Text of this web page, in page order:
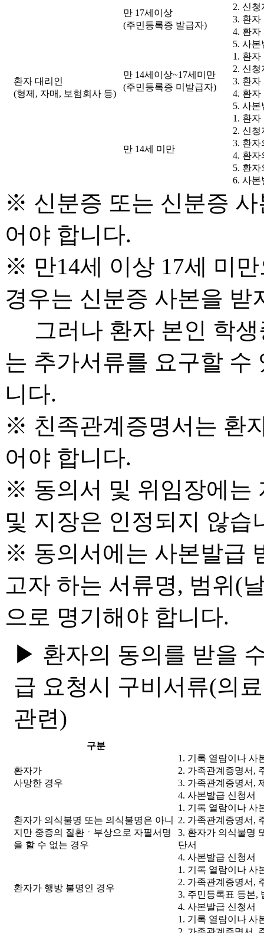
환자 대리인
(형제, 자매, 보험회사 등)
만 17세이상
(주민등록증 발급자)
2. 신
3. 환자
4. 환자
5. 사
만 14세이상~17세미만
(주민등록증 미발급자)
1. 환
2. 신
3. 환자
4. 환자
5. 사
만 14세 미만
1. 환
2. 신
3. 환자
4. 환자
5. 환
6. 사본
※ 신분증 또는 신분증
어야 합니다.
※ 만14세 이상 17세 미
경우는 신분증 사본을 받
그러나 환자 본인 학생
는 추가서류를 요구할 수
니다.
※ 친족관계증명서는 환
어야 합니다.
※ 동의서 및 위임장에는
및 지장은 인정되지 않습
※ 동의서에는 사본발급
고자 하는 서류명, 범위(
으로 명기해야 합니다.
▶ 환자의 동의를 받을
급 요청시 구비서류(의
관련)
구분
환자가
사망한 경우
1. 기록 열람이나 사
2. 가족관계증명서,
3. 가족관계증명서,
4. 사본발급 신청서
환자가 의식불명 또는 의식불명은 아니
지만 중증의 질환ㆍ부상으로 자필서명
을 할 수 없는 경우
1. 기록 열람이나 사
2. 가족관계증명서,
3. 환자가 의식불명
단서
4. 사본발급 신청서
환자가 행방 불명인 경우
1. 기록 열람이나 사
2. 가족관계증명서,
3. 주민등록표 등본,
4. 사본발급 신청서
1. 기록 열람이나 사